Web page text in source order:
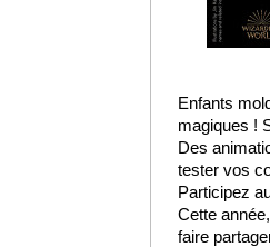
Enfants
magiques !
Des
tester vos
Participez
Cette
faire